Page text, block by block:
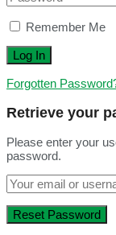
Remember Me
Forgotten
Retrieve your
Please enter your
password.